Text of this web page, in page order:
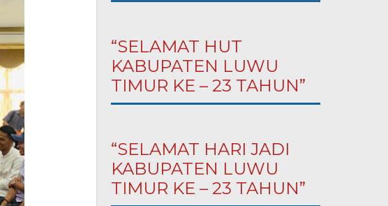
“SELAMAT HUT
KABUPATEN LUWU
TIMUR KE – 23 TAHUN”
“SELAMAT HARI JADI
KABUPATEN LUWU
TIMUR KE – 23 TAHUN”